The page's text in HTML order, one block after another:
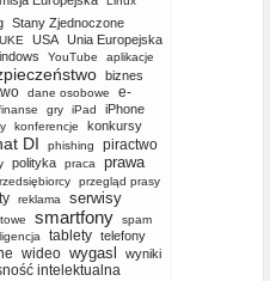
Stany Zjednoczone
UKE USA Unia Europejska
YouTube aplikacje
biznes
dane osobowe
e-
gry iPad iPhone
konferencje konkursy
DI phishing piractwo
polityka praca
prawa
przegląd prasy
reklama
serwisy
smartfony
spam
tablety telefony
wideo wygasl
wyniki
intelektualna